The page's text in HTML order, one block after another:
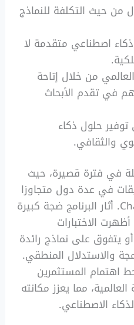
من حيث التكلفة للنماذج
ذكاء اصطناعي متقدمة لا
من خلال إتاحة
في تقدم الأبحاث
حلول ذكاء
والثقافي.
في فترة قصيرة، حيث
في عدة دول متجاوزا
تطبيقات عريقة مثل ChatGPT. أثار البرنامج ضجة كبيرة
الاختبارات
يتفوق على نماذج رائدة
والاستدلال المنطقي.
اهتمام المستثمرين
مما يعزز مكانته
الاصطناعي.